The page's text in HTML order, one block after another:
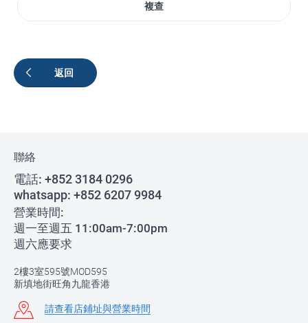
複查
返回
聯絡
電話: +852 3184 0296
whatsapp: +852 6207 9984
營業時間:
週一至週五 11:00am-7:00pm
週六應要求
2樓3室595號MOD595
新填地街旺角九龍香港
請查看店鋪址與營業時間